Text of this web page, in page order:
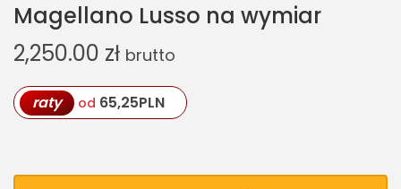
Magellano Lusso na wymiar
2,250.00 zł brutto
raty od 65,25PLN